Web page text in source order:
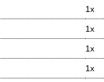
1x
1x
1x
1x